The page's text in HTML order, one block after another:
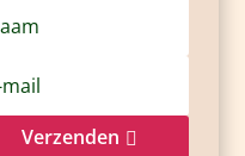
Verzenden